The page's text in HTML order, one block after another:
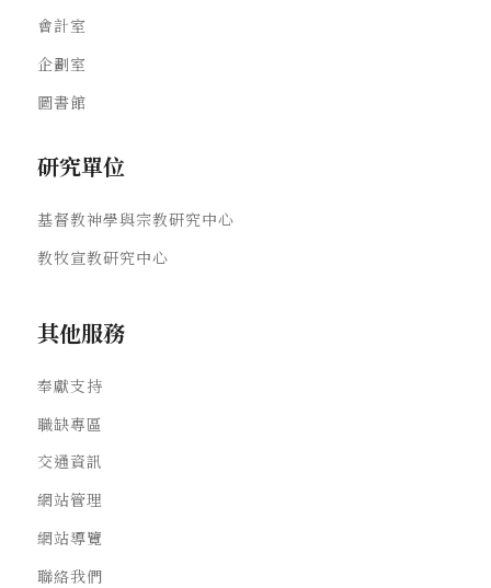
會計室
企劃室
圖書館
研究單位
基督教神學與宗教研究中心
教牧宣教研究中心
其他服務
奉獻支持
職缺專區
交通資訊
網站管理
網站導覽
聯絡我們